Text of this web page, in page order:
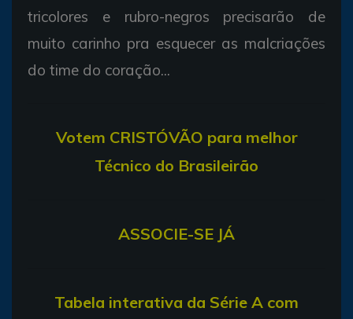
tricolores e rubro-negros precisarão de
muito carinho pra esquecer as malcriações
do time do coração...
Votem CRISTÓVÃO para melhor
Técnico do Brasileirão
ASSOCIE-SE JÁ
Tabela interativa da Série A com